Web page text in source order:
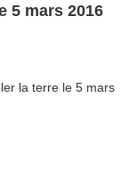
5 mars 2016